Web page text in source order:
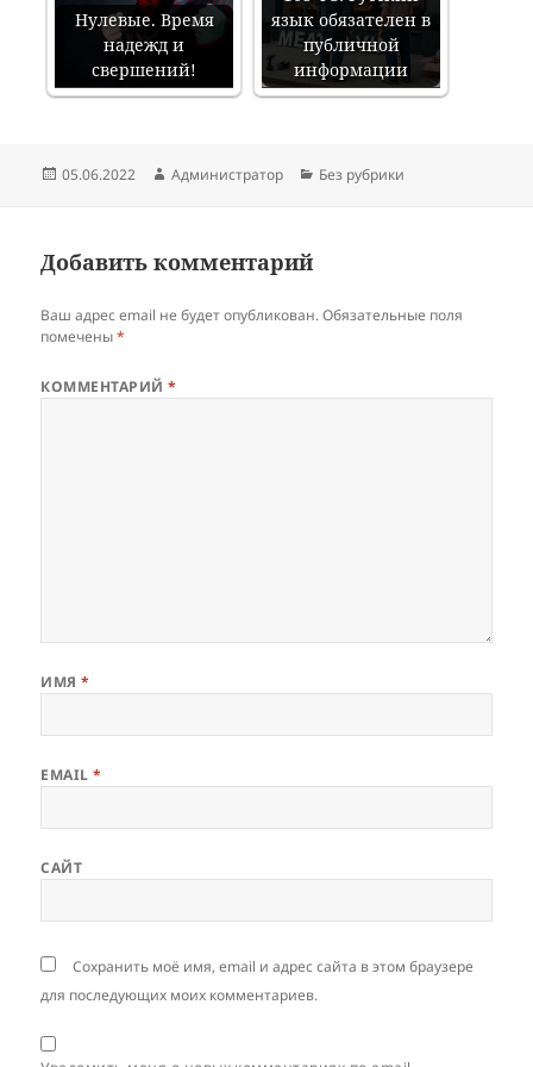
Нулевые. Время
надежд и
свершений!
язык обязателен в
публичной
информации
Опубликовано
05.06.2022 Автор
Администратор Рубрики
Без рубрики
Добавить комментарий
Ваш адрес email не будет опубликован. Обязательные поля
помечены*
КОММЕНТАРИЙ*
ИМЯ*
EMAIL*
САЙТ
Сохранить моё имя, email и адрес сайта в этом браузере
для последующих моих комментариев.